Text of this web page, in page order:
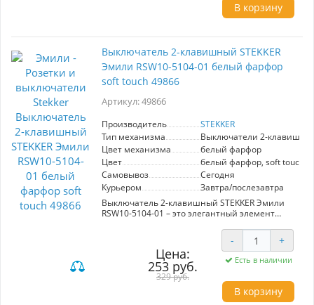
В корзину
Выключатель 2-клавишный STEKKER
Эмили RSW10-5104-01 белый фарфор
soft touch 49866
Артикул: 49866
Производитель
STEKKER
Тип механизма
Выключатели 2-
Цвет механизма
белый фарфор
Цвет
белый фарфор, soft touch
Самовывоз
Сегодня
Курьером
Завтра/послезавтра
Выключатель 2-клавишный STEKKER Эмили
RSW10-5104-01 – это элегантный элемент
в любой интерьер благодаря простым и
утонченным линиям. Изготовленный из
качественного поликарбоната и
оловяннофосфорной бронзы, он обеспечивает
надежную эксплуатацию и долговечность.
Уникальный цвет белого фарфора с soft touch
покрытием придает устройству современный
Цена:
253 руб.
329 руб.
- +
Есть в наличии
В корзину